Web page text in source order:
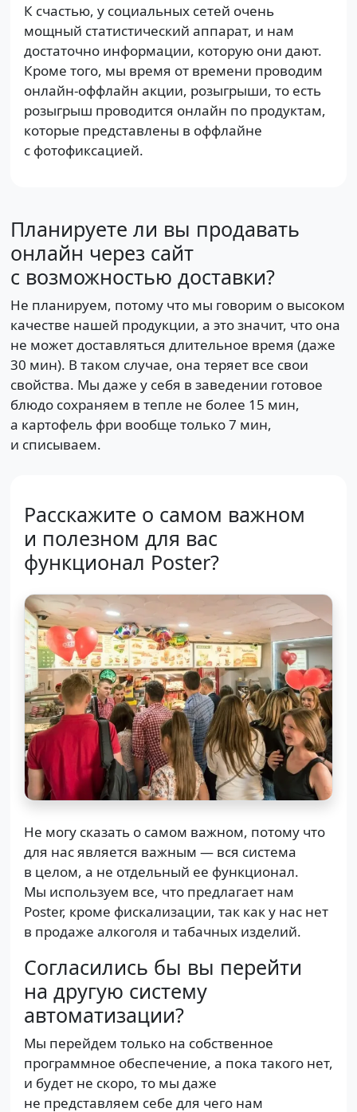
К счастью, у социальных сетей очень
мощный статистический аппарат, и нам
достаточно информации, которую они дают.
Кроме того, мы время от времени проводим
онлайн-оффлайн акции, розыгрыши, то есть
розыгрыш проводится онлайн по продуктам,
которые представлены в оффлайне
с фотофиксацией.
Планируете ли вы продавать
онлайн через сайт
с возможностью доставки?
Не планируем, потому что мы говорим о высоком
качестве нашей продукции, а это значит, что она
не может доставляться длительное время (даже
30 мин). В таком случае, она теряет все свои
свойства. Мы даже у себя в заведении готовое
блюдо сохраняем в тепле не более 15 мин,
а картофель фри вообще только 7 мин,
и списываем.
Расскажите о самом важном
и полезном для вас
функционал Poster?
Не могу сказать о самом важном, потому что
для нас является важным — вся система
в целом, а не отдельный ее функционал.
Мы используем все, что предлагает нам
Poster, кроме фискализации, так как у нас нет
в продаже алкоголя и табачных изделий.
Согласились бы вы перейти
на другую систему
автоматизации?
Мы перейдем только на собственное
программное обеспечение, а пока такого нет,
и будет не скоро, то мы даже
не представляем себе для чего нам